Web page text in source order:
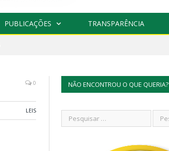
PUBLICAÇÕES TRANSPARÊNCIA
0
LEIS
NÃO ENCONTROU O QUE QUERIA?